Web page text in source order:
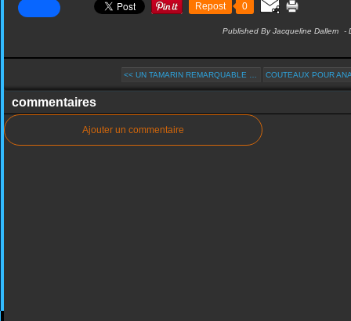
Repost 0
Published By Jacqueline Dallem -
<< UN TAMARIN REMARQUABLE … COUTEAUX POUR
commentaires
Ajouter un commentaire